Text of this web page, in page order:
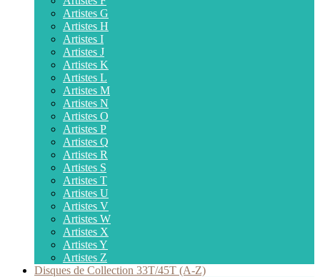
Artistes G
Artistes H
Artistes I
Artistes J
Artistes K
Artistes L
Artistes M
Artistes N
Artistes O
Artistes P
Artistes Q
Artistes R
Artistes S
Artistes T
Artistes U
Artistes V
Artistes W
Artistes X
Artistes Y
Artistes Z
Disques de Collection 33T/45T (A-Z)